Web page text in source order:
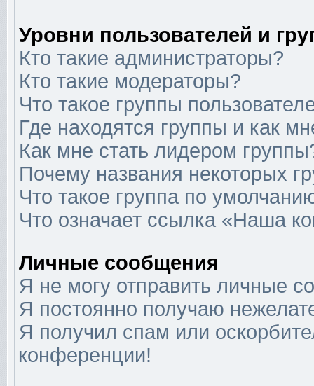
Уровни пользователей и
Кто такие администраторы?
Кто такие модераторы?
Что такое группы
Где находятся группы и как
Как мне стать лидером
Почему названия некоторых
Что такое группа по
Что означает ссылка «Наша
Личные сообщения
Я не могу отправить личные
Я постоянно получаю
Я получил спам или
конференции!